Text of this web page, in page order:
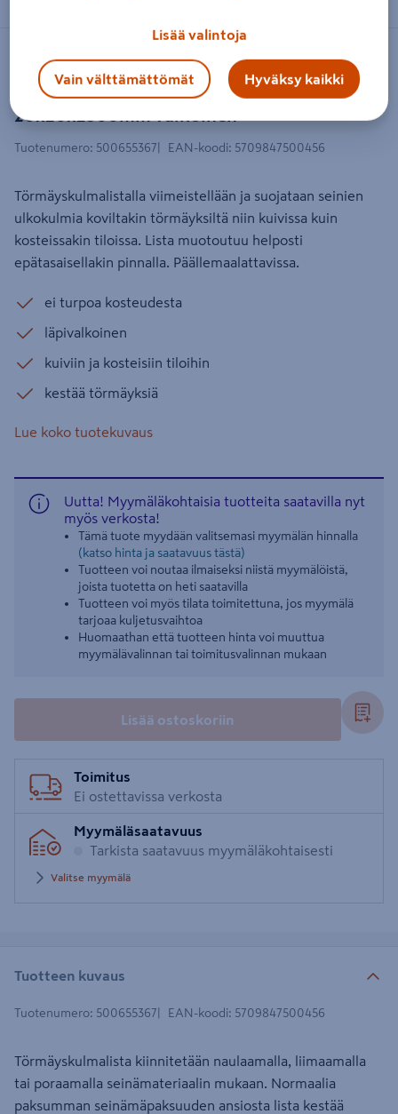
Kulmalista primo 5004
20x20x2500mm valkoinen
PRIMO
Tuotenumero: 500655367 EAN-koodi: 5709847500456
Törmäyskulmalistalla viimeistellään ja suojataan seinien
ulkokulmia koviltakin törmäyksiltä niin kuivissa kuin
kosteissakin tiloissa. Lista muotoutuu helposti
epätasaisellakin pinnalla. Päällemaalattavissa.
ei turpoa kosteudesta
läpivalkoinen
kuiviin ja kosteisiin tiloihin
kestää törmäyksiä
Lue koko tuotekuvaus
Uutta! Myymäläkohtaisia tuotteita saatavilla nyt
myös verkosta!
Tämä tuote myydään valitsemasi myymälän hinnalla
(katso hinta ja saatavuus tästä)
Tuotteen voi noutaa ilmaiseksi niistä myymälöistä,
joista tuotetta on heti saatavilla
Tuotteen voi myös tilata toimitettuna, jos myymälä
tarjoaa kuljetusvaihtoa
Huomaathan että tuotteen hinta voi muuttua
myymälävalinnan tai toimitusvalinnan mukaan
Lisää ostoskoriin
Toimitus
Ei ostettavissa verkosta
Myymäläsaatavuus
Tarkista saatavuus myymäläkohtaisesti
Valitse myymälä
Tuotteen kuvaus
Tuotenumero: 500655367 EAN-koodi: 5709847500456
Törmäyskulmalista kiinnitetään naulaamalla, liimaamalla
tai poraamalla seinämateriaalin mukaan. Normaalia
paksumman seinämäpaksuuden ansiosta lista kestää
Lisää valintoja
Vain välttämättömät Hyväksy kaikki